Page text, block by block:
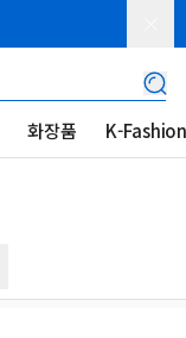
화장품 K-